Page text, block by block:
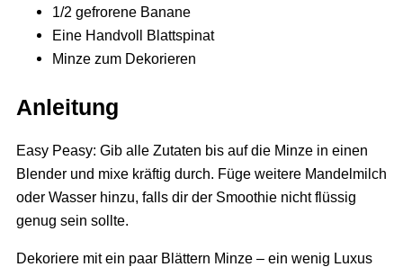
1/2 gefrorene Banane
Eine Handvoll Blattspinat
Minze zum Dekorieren
Anleitung
Easy Peasy: Gib alle Zutaten bis auf die Minze in einen
Blender und mixe kräftig durch. Füge weitere Mandelmilch
oder Wasser hinzu, falls dir der Smoothie nicht flüssig
genug sein sollte.
Dekoriere mit ein paar Blättern Minze – ein wenig Luxus